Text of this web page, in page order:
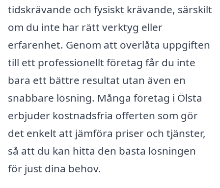
tidskrävande och fysiskt krävande, särskilt
om du inte har rätt verktyg eller
erfarenhet. Genom att överlåta uppgiften
till ett professionellt företag får du inte
bara ett bättre resultat utan även en
snabbare lösning. Många företag i Ölsta
erbjuder kostnadsfria offerten som gör
det enkelt att jämföra priser och tjänster,
så att du kan hitta den bästa lösningen
för just dina behov.